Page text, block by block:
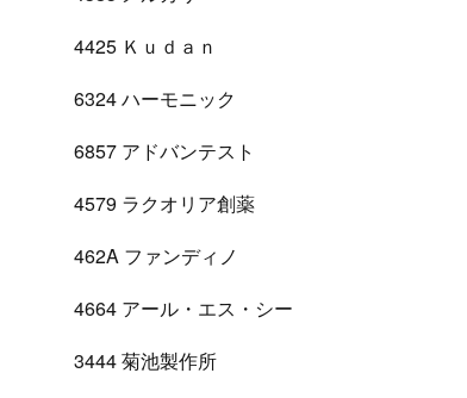
4425 Ｋｕｄａｎ
6324 ハーモニック
6857 アドバンテスト
4579 ラクオリア創薬
462A ファンディノ
4664 アール・エス・シー
3444 菊池製作所